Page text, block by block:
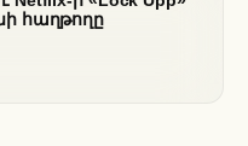
հաղթողը